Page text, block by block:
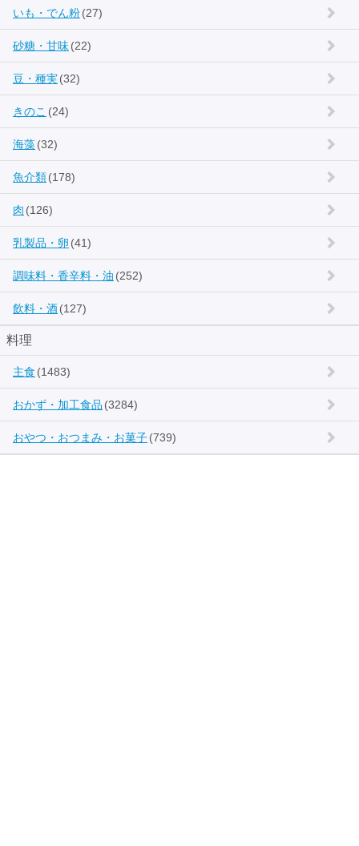
いも・でん粉(27)
砂糖・甘味(22)
豆・種実(32)
きのこ (24)
海藻(32)
魚介類(178)
肉 (126)
乳製品・卵 (41)
調味料・香辛料・油 (252)
飲料・酒(127)
料理
主食 (1483)
おかず・加工食品 (3284)
おやつ・おつまみ・お菓子(739)